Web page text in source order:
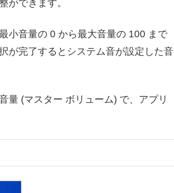
ができます。
小音量の 0 から最大音量の 100 まで
が完了するとシステム音が設定した音
量 (マスター ボリューム) で、アプリ